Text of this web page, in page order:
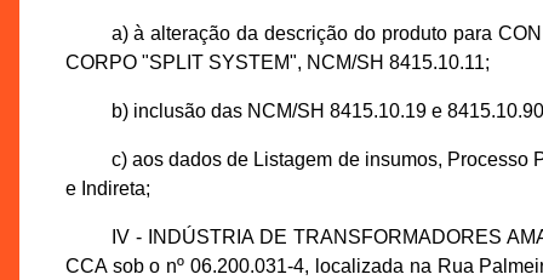
a) à alteração da descrição do produto para
CORPO "SPLIT SYSTEM", NCM/SH 8415.10.11;
b) inclusão das NCM/SH 8415.10.19 e
c) aos dados de Listagem de insumos, Processo
e Indireta;
IV - INDÚSTRIA DE TRANSFORMADORES
CCA sob o nº 06.200.031-4, localizada na Rua